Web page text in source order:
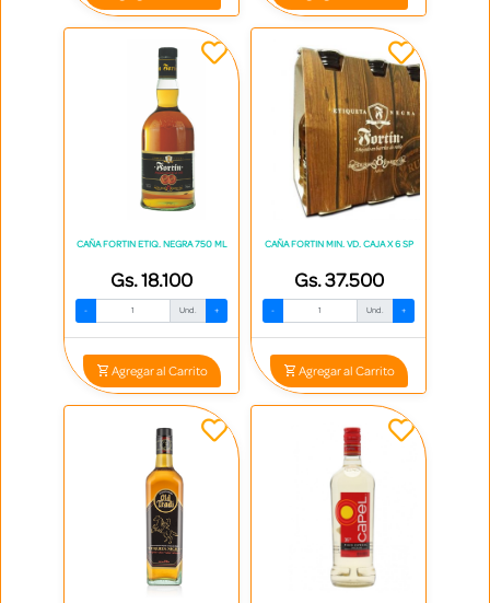
CAÑA FORTIN ETIQ. NEGRA 750 ML
Gs. 18.100
- Und. +
Agregar al Carrito
CAÑA FORTIN MIN. VD. CAJA X 6 SP
Gs. 37.500
- Und. +
Agregar al Carrito